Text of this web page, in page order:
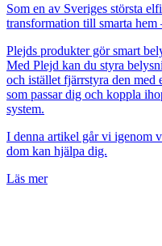
Som en av Sveriges största
transformation till smarta
Plejds produkter gör smart
Med Plejd kan du styra
och istället fjärrstyra den med
som passar dig och koppla
system.
I denna artikel går vi igenom
dom kan hjälpa dig.
Läs mer